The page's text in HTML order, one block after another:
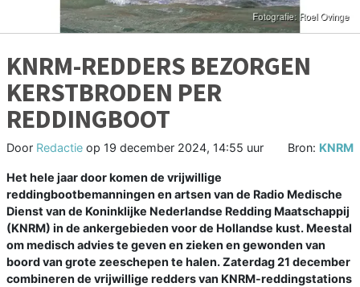
KNRM-REDDERS BEZORGEN
KERSTBRODEN PER
REDDINGBOOT
Door Redactie op 19 december 2024, 14:55 uur Bron: KNRM
Het hele jaar door komen de vrijwillige
reddingbootbemanningen en artsen van de Radio Medische
Dienst van de Koninklijke Nederlandse Redding Maatschappij
(KNRM) in de ankergebieden voor de Hollandse kust. Meestal
om medisch advies te geven en zieken en gewonden van
boord van grote zeeschepen te halen. Zaterdag 21 december
combineren de vrijwillige redders van KNRM-reddingstations